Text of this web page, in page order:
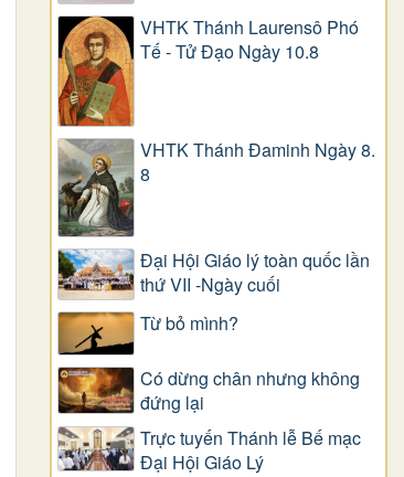
VHTK Thánh Laurensô Phó
Tế - Tử Đạo Ngày 10.8
VHTK Thánh Đaminh Ngày 8.
8
Đại Hội Giáo lý toàn quốc lần
thứ VII -Ngày cuối
Từ bỏ mình?
Có dừng chân nhưng không
đứng lại
Trực tuyến Thánh lễ Bế mạc
Đại Hội Giáo Lý